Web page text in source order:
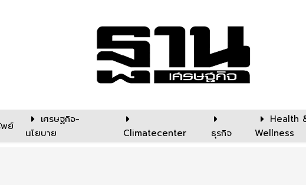
พย์
เศรษฐกิจ-
นโยบาย
Climatecenter ธุรกิจ
Health
Wellness